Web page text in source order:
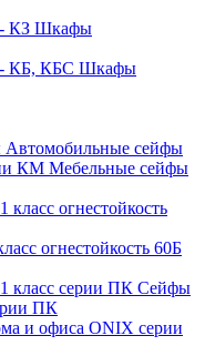
Шкафы
Шкафы
Автомобильные сейфы
Мебельные сейфы
огнестойкость 60Б
Сейфы
ПК